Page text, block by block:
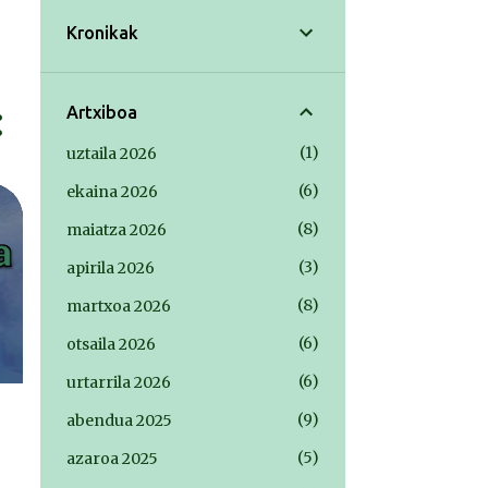
Kronikak
Artxiboa
uztaila 2026
1
ekaina 2026
6
maiatza 2026
8
apirila 2026
3
martxoa 2026
8
otsaila 2026
6
urtarrila 2026
6
abendua 2025
9
azaroa 2025
5